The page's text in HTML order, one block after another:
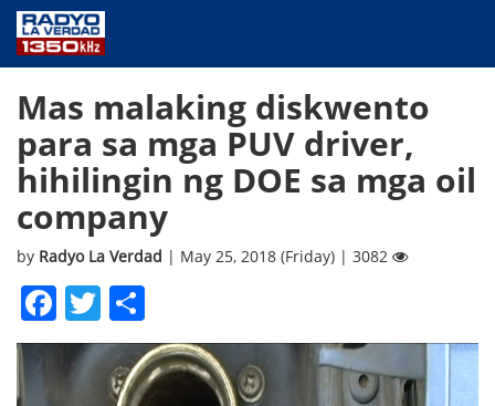
PUBLIC SERVICE
ANNOUNCEMENTS
PROGRAMS
ABOUT
CONTACT US
Mas malaking diskwento
para sa mga PUV driver,
hihilingin ng DOE sa mga oil
company
by Radyo La Verdad | May 25, 2018 (Friday) | 3082
Facebook
Twitter